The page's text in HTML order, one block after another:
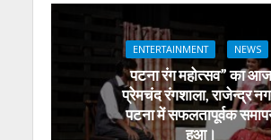
o
k er
ENTERTAINMENT NEWS
पटना रंग महोत्सव” का आज
प्रेमचंद रंगशाला, राजेन्द्र
पटना में सफलतापूर्वक
हुआ।